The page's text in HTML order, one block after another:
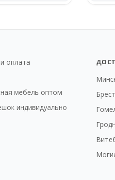
оплата
мебель оптом
индивидуально
Брест